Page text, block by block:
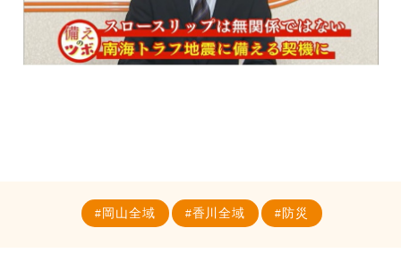
岡山全域 香川全域 防災